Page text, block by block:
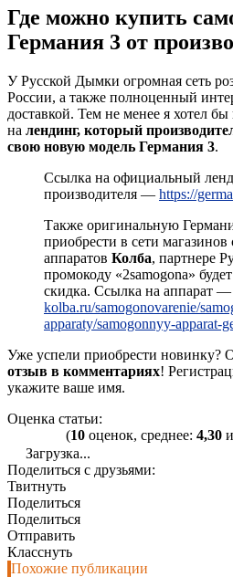
Где можно купить
Германия 3 от
У Русской Дымки огромная сеть
России, а также полноценный
доставкой. Тем не менее я хотел
на лендинг, который
свою новую модель Германия 3.
Ссылка на официальный
производителя — https://
Также оригинальную
приобрести в сети
аппаратов Колба, партнере
промокоду «2samogona»
скидка. Ссылка на аппарат —
kolba.ru/samogonovarenie/
apparaty/samogonnyy-apparat-
Уже успели приобрести новинку?
отзыв в комментариях!
укажите ваше имя.
Оценка статьи:
(10 оценок, среднее: 4,30
Загрузка...
Поделиться с друзьями:
Твитнуть
Поделиться
Поделиться
Отправить
Класснуть
Похожие публикации